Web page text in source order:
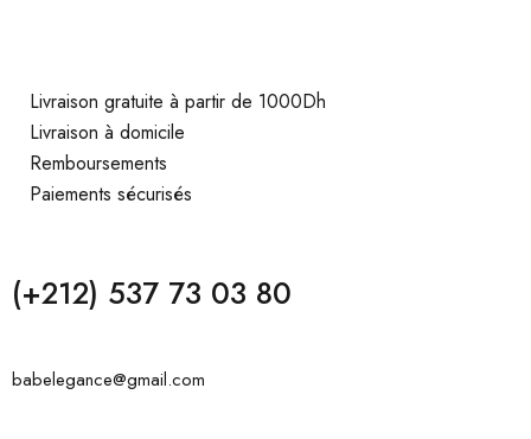
Livraison gratuite à partir de 1000Dh
Livraison à domicile
Remboursements
Paiements sécurisés
(+212) 537 73 03 80
babelegance@gmail.com